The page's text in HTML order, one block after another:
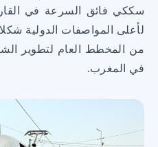
سككي فائق السرعة في القارة
لأعلى المواصفات الدولية
من المخطط العام لتطوير
في المغرب.